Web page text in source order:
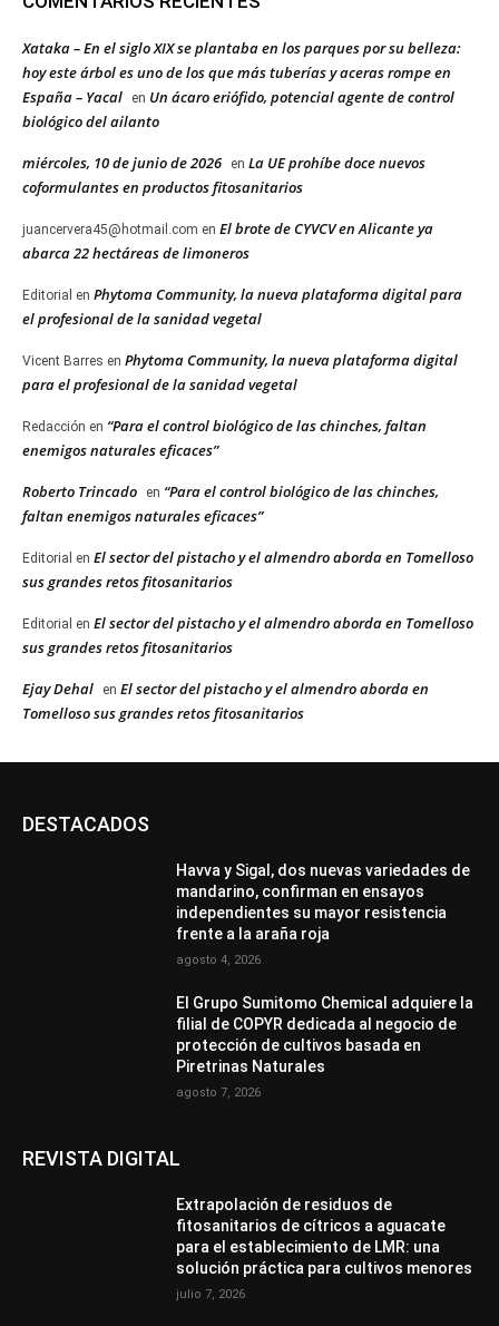
Xataka – En el siglo XIX se plantaba en los parques por su belleza:
hoy este árbol es uno de los que más tuberías y aceras rompe en
España – Yacal
en Un ácaro eriófido, potencial agente de control
biológico del ailanto
miércoles, 10 de junio de 2026 en La UE prohíbe doce nuevos
coformulantes en productos fitosanitarios
juancervera45@hotmail.com en El brote de CYVCV en Alicante ya
abarca 22 hectáreas de limoneros
Editorial en Phytoma Community, la nueva plataforma digital para
el profesional de la sanidad vegetal
Vicent Barres en Phytoma Community, la nueva plataforma digital
para el profesional de la sanidad vegetal
Redacción en “Para el control biológico de las chinches, faltan
enemigos naturales eficaces”
Roberto Trincado en “Para el control biológico de las chinches,
faltan enemigos naturales eficaces”
Editorial en El sector del pistacho y el almendro aborda en Tomelloso
sus grandes retos fitosanitarios
Editorial en El sector del pistacho y el almendro aborda en Tomelloso
sus grandes retos fitosanitarios
Ejay Dehal en El sector del pistacho y el almendro aborda en
Tomelloso sus grandes retos fitosanitarios
DESTACADOS
Havva y Sigal, dos nuevas variedades de
mandarino, confirman en ensayos
independientes su mayor resistencia
frente a la araña roja
agosto 4, 2026
El Grupo Sumitomo Chemical adquiere la
filial de COPYR dedicada al negocio de
protección de cultivos basada en
Piretrinas Naturales
agosto 7, 2026
REVISTA DIGITAL
Extrapolación de residuos de
fitosanitarios de cítricos a aguacate
para el establecimiento de LMR: una
solución práctica para cultivos menores
julio 7, 2026